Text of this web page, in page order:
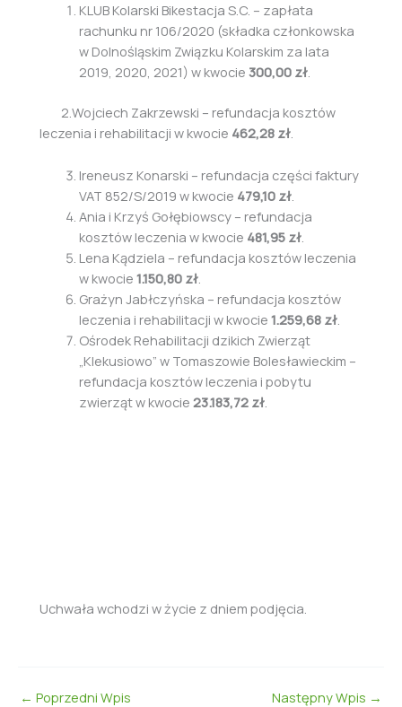
KLUB Kolarski Bikestacja S.C. – zapłata
rachunku nr 106/2020 (składka członkowska
w Dolnośląskim Związku Kolarskim za lata
2019, 2020, 2021) w kwocie 300,00 zł.
2.Wojciech Zakrzewski – refundacja kosztów
leczenia i rehabilitacji w kwocie 462,28 zł.
Ireneusz Konarski – refundacja części faktury
VAT 852/S/2019 w kwocie 479,10 zł.
Ania i Krzyś Gołębiowscy – refundacja
kosztów leczenia w kwocie 481,95 zł.
Lena Kądziela – refundacja kosztów leczenia
w kwocie 1.150,80 zł.
Grażyn Jabłczyńska – refundacja kosztów
leczenia i rehabilitacji w kwocie 1.259,68 zł.
Ośrodek Rehabilitacji dzikich Zwierząt
„Klekusiowo” w Tomaszowie Bolesławieckim –
refundacja kosztów leczenia i pobytu
zwierząt w kwocie 23.183,72 zł.
Uchwała wchodzi w życie z dniem podjęcia.
← Poprzedni Wpis Następny Wpis →